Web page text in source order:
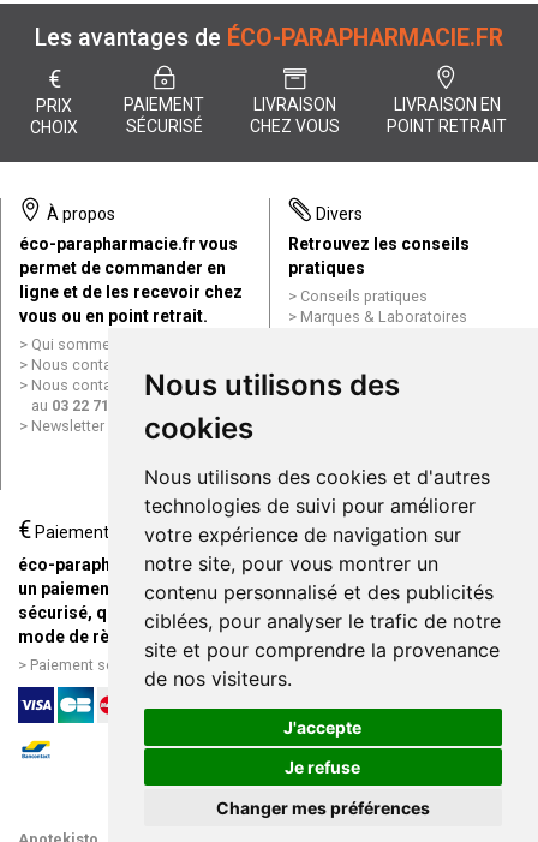
Nous utilisons des
cookies
Nous utilisons des cookies et d'autres
technologies de suivi pour améliorer
votre expérience de navigation sur
notre site, pour vous montrer un
contenu personnalisé et des publicités
ciblées, pour analyser le trafic de notre
site et pour comprendre la provenance
de nos visiteurs.
J'accepte
Je refuse
Changer mes préférences
Les avantages de ÉCO-PARAPHARMACIE.FR
€
PRIX
CHOIX
PAIEMENT
SÉCURISÉ
LIVRAISON
CHEZ VOUS
LIVRAISON EN
POINT RETRAIT
À propos
éco-parapharmacie.fr vous
permet de commander en
ligne et de les recevoir chez
vous ou en point retrait.
Qui sommes nous ?
Nous contacter par e-mail
Nous contacter par téléphone
au 03 22 71 64 10
Newsletter
Divers
Retrouvez les conseils
pratiques
Conseils pratiques
Marques & Laboratoires
Mentions légales
Données personnelles
ligne
€ Paiement
éco-parapharmacie.fr offre
un paiement entièrement
sécurisé, quel que soit le
mode de règlement
Paiement sécurisé et simple
Livraison / Point retrait
Commandez en ligne et
recevez votre commande
rapidement chez vous ou en
point retrait
Livraison chez vous ou en